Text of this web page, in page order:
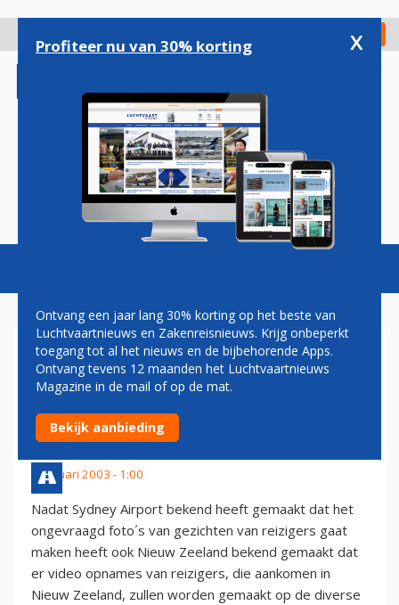
gaan
Check in
Magazine Podcasts Vacatures
NIEUW ZEELAND GAAT
CAMERA BEWAKING
INZETTEN OP LUCHTHAVENS
5 januari 2003 - 1:00
Nadat Sydney Airport bekend heeft gemaakt dat het
ongevraagd foto´s van gezichten van reizigers gaat
maken heeft ook Nieuw Zeeland bekend gemaakt dat
er video opnames van reizigers, die aankomen in
Nieuw Zeeland, zullen worden gemaakt op de diverse
Profiteer nu van 30% korting x
Ontvang een jaar lang 30% korting op het beste van
Luchtvaartnieuws en Zakenreisnieuws. Krijg onbeperkt
toegang tot al het nieuws en de bijbehorende Apps.
Ontvang tevens 12 maanden het Luchtvaartnieuws
Magazine in de mail of op de mat.
Bekijk aanbieding